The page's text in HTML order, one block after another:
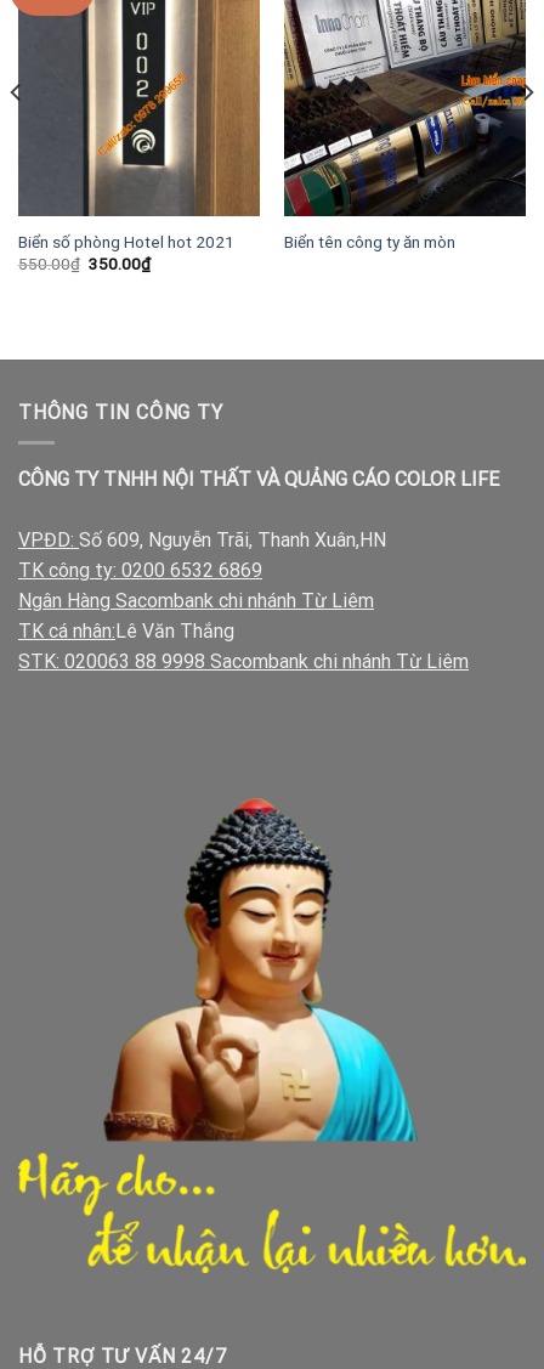
Biển số phòng Hotel hot 2021
550.00₫ Giá
350.00₫Giá
hiện
Biển tên công ty ăn mòn
THÔNG TIN CÔNG TY
CÔNG TY TNHH NỘI THẤT VÀ QUẢNG CÁO COLOR LIFE
VPĐD: Số 609, Nguyễn Trãi, Thanh Xuân,HN
TK công ty: 0200 6532 6869
Ngân Hàng Sacombank chi nhánh Từ Liêm
TK cá nhân:Lê Văn Thắng
STK: 020063 88 9998 Sacombank chi nhánh Từ Liêm
HỖ TRỢ TƯ VẤN 24/7